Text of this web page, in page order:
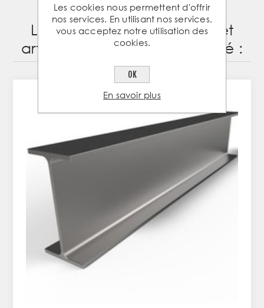
Les clients ayant acheté cet
article ont également acheté :
Les cookies nous permettent d'offrir
nos services. En utilisant nos services,
vous acceptez notre utilisation des
cookies.
OK
En savoir plus